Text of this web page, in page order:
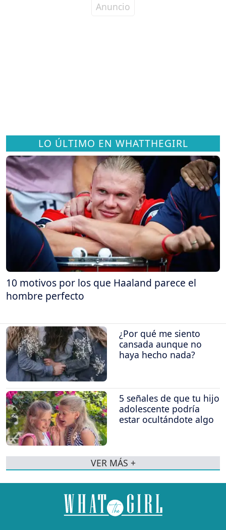
LO ÚLTIMO EN WHATTHEGIRL
10 motivos por los que Haaland parece el
hombre perfecto
¿Por qué me siento
cansada aunque no
haya hecho nada?
5 señales de que tu hijo
adolescente podría
estar ocultándote algo
VER MÁS +